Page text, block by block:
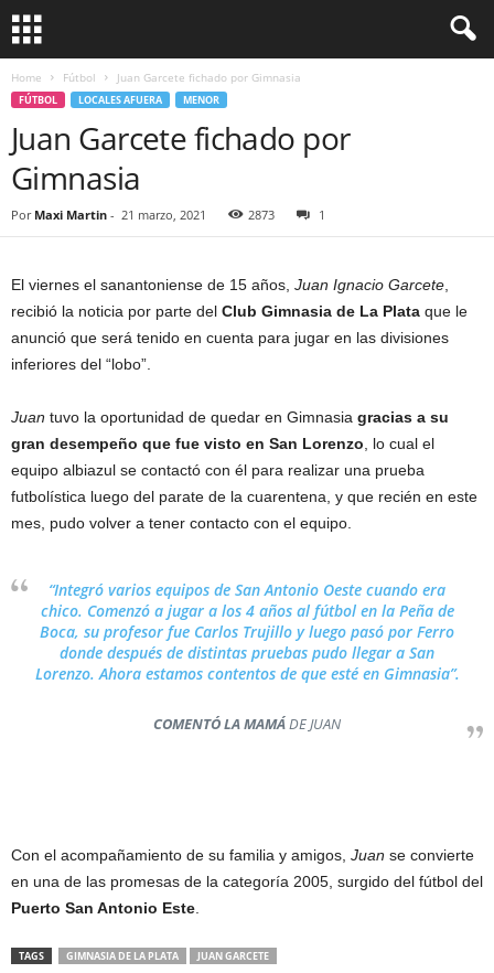
Home Fútbol Juan Garcete fichado por Gimnasia
FÚTBOL LOCALES AFUERA MENOR
Juan Garcete fichado por
Gimnasia
Por Maxi Martin - 21 marzo, 2021 2873 1
El viernes el sanantoniense de 15 años, Juan Ignacio Garcete
recibió la noticia por parte del Club Gimnasia de La Plata que le
anunció que será tenido en cuenta para jugar en las divisiones
inferiores del “lobo”.
Juan tuvo la oportunidad de quedar en Gimnasia gracias a su
gran desempeño que fue visto en San Lorenzo , lo cual el
equipo albiazul se contactó con él para realizar una prueba
futbolística luego del parate de la cuarentena, y que recién en este
mes, pudo volver a tener contacto con el equipo.
“Integró varios equipos de San Antonio Oeste cuando era
chico. Comenzó a jugar a los 4 años al fútbol en la Peña de
Boca, su profesor fue Carlos Trujillo y luego pasó por Ferro
donde después de distintas pruebas pudo llegar a San
Lorenzo. Ahora estamos contentos de que esté en Gimnasia”.
COMENTÓ LA MAMÁDE JUAN
Con el acompañamiento de su familia y amigos, Juan se convierte
en una de las promesas de la categoría 2005, surgido del fútbol del
Puerto San Antonio Este
TAGS GIMNASIA DE LA PLATA JUAN GARCETE